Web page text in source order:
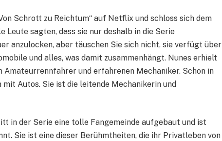
Schrott zu Reichtum“ auf Netflix und schloss sich dem
Leute sagten, dass sie nur deshalb in die Serie
anzulocken, aber täuschen Sie sich nicht, sie verfügt über
und alles, was damit zusammenhängt. Nunes erhielt
Amateurrennfahrer und erfahrenen Mechaniker. Schon in
Autos. Sie ist die leitende Mechanikerin und
in der Serie eine tolle Fangemeinde aufgebaut und ist
Sie ist eine dieser Berühmtheiten, die ihr Privatleben von